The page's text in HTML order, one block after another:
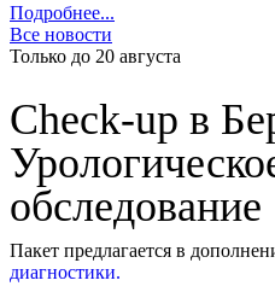
Подробнее...
Все новости
Только до 20 августа
Cheсk-up в
обследование
Пакет предлагается в
диагностики.